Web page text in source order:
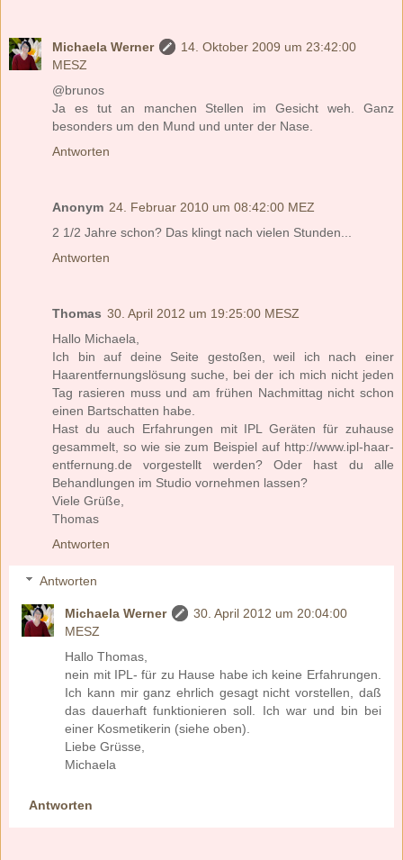
Michaela Werner
14. Oktober 2009 um 23:42:00
MESZ
@brunos
Ja es tut an manchen Stellen im Gesicht weh. Ganz
besonders um den Mund und unter der Nase.
Antworten
Anonym 24. Februar 2010 um 08:42:00 MEZ
2 1/2 Jahre schon? Das klingt nach vielen Stunden...
Antworten
Thomas 30. April 2012 um 19:25:00 MESZ
Hallo Michaela,
Ich bin auf deine Seite gestoßen, weil ich nach einer
Haarentfernungslösung suche, bei der ich mich nicht jeden
Tag rasieren muss und am frühen Nachmittag nicht schon
einen Bartschatten habe.
Hast du auch Erfahrungen mit IPL Geräten für zuhause
gesammelt, so wie sie zum Beispiel auf http://www.ipl-haar-
entfernung.de vorgestellt werden? Oder hast du alle
Behandlungen im Studio vornehmen lassen?
Viele Grüße,
Thomas
Antworten
Antworten
Michaela Werner
30. April 2012 um 20:04:00
MESZ
Hallo Thomas,
nein mit IPL- für zu Hause habe ich keine Erfahrungen.
Ich kann mir ganz ehrlich gesagt nicht vorstellen, daß
das dauerhaft funktionieren soll. Ich war und bin bei
einer Kosmetikerin (siehe oben).
Liebe Grüsse,
Michaela
Antworten